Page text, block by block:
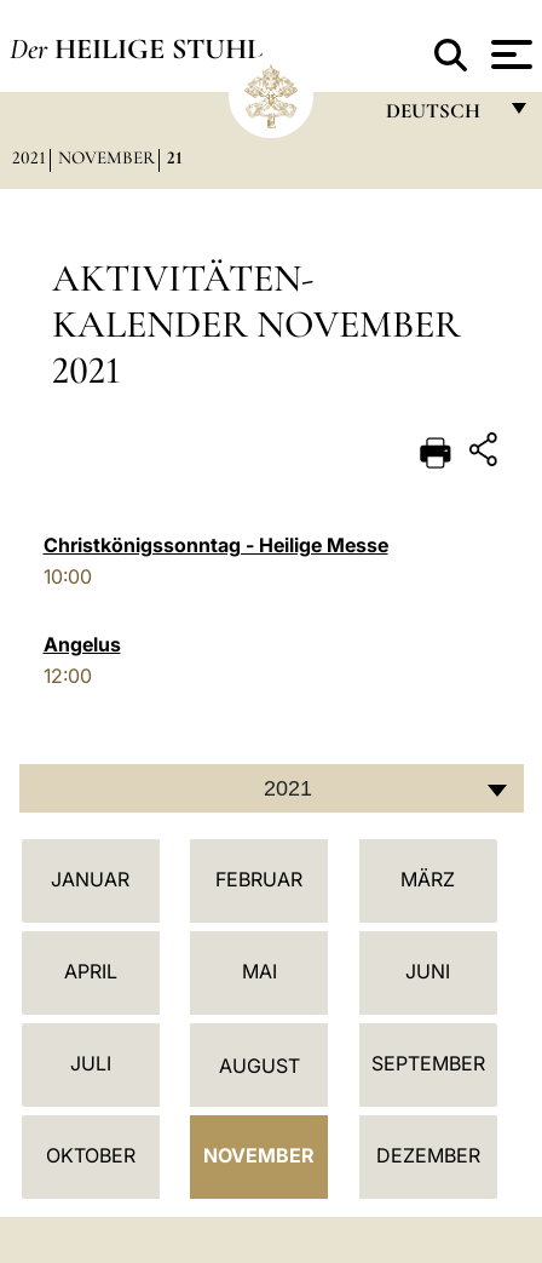
Der HEILIGE STUHL
DEUTSCH
POLSKI
中文
2021 NOVEMBER 21
AKTIVITÄTEN-
KALENDER NOVEMBER
2021
Christkönigssonntag - Heilige Messe
10:00
Angelus
12:00
2021
K
L
D
R
JANUAR FEBRUAR MÄRZ
APRIL MAI JUNI
JULI AUGUST SEPTEMBER
OKTOBER NOVEMBER DEZEMBER